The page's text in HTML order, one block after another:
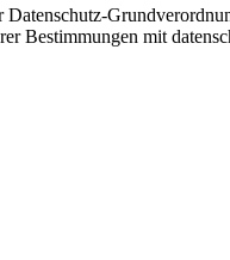
Bestimmungen mit